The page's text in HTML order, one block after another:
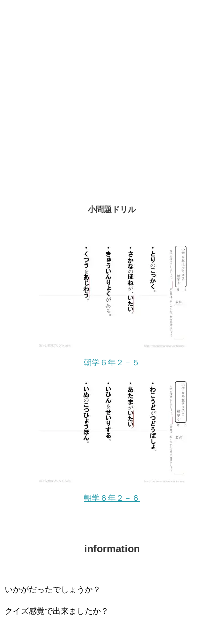
小問題ドリル
朝学６年２－５
朝学６年２－６
information
いかがだったでしょうか？
クイズ感覚で出来ましたか？